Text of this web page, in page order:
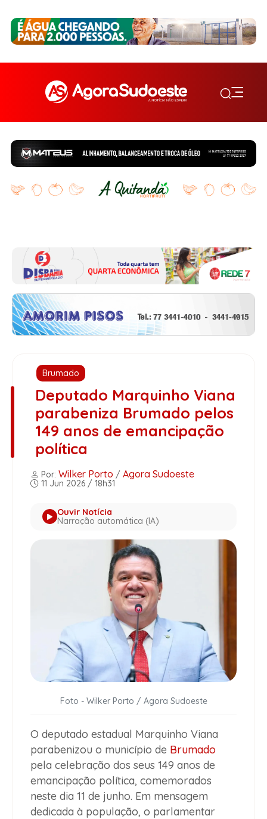
Brumado
Deputado Marquinho Viana
parabeniza Brumado pelos
149 anos de emancipação
política
Por: Wilker Porto / Agora Sudoeste
11 Jun 2026 / 18h31
Ouvir Notícia
Narração automática (IA)
Foto - Wilker Porto / Agora Sudoeste
O deputado estadual Marquinho Viana
parabenizou o município de Brumado
pela celebração dos seus 149 anos de
emancipação política, comemorados
neste dia 11 de junho. Em mensagem
dedicada à população, o parlamentar